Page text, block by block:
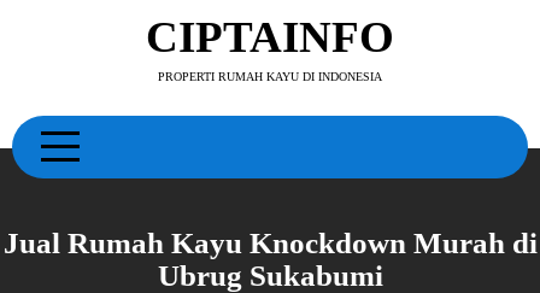
CIPTAINFO
PROPERTI RUMAH KAYU DI INDONESIA
Jual Rumah Kayu Knockdown Murah di
Ubrug Sukabumi